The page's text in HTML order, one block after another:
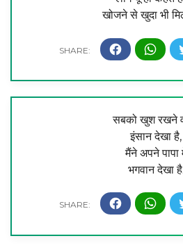
खोजने से खुदा भी
सबको खुश रखने
इंसान देखा है,
मैंने अपने पापा
भगवान देखा है.